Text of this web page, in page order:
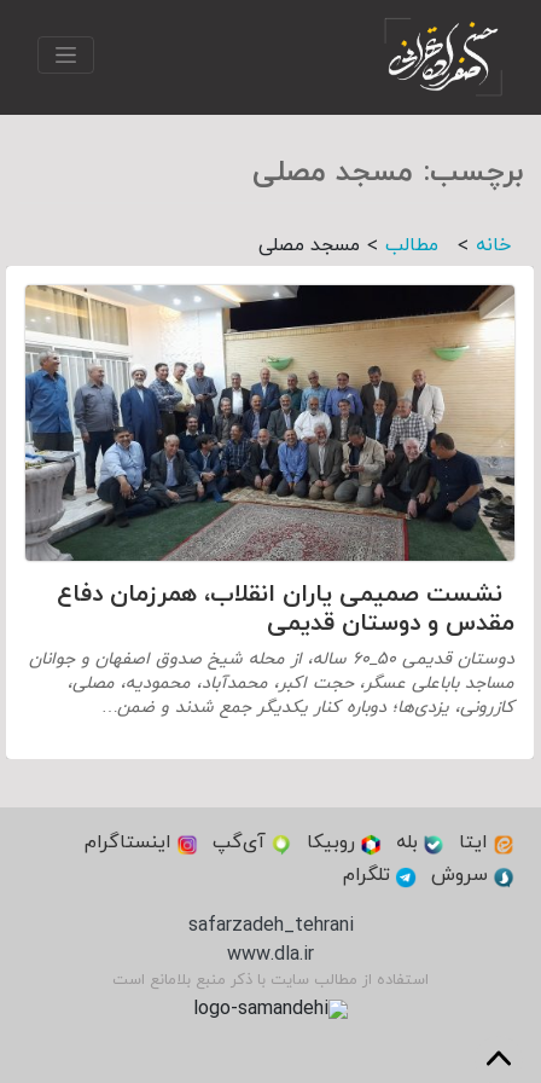
برچسب: مسجد مصلی
خانه > مطالب > مسجد مصلی
نشست صمیمی یاران انقلاب، همرزمان دفاع
مقدس و دوستان قدیمی
دوستان قدیمی ۵۰_۶۰ ساله، از محله شیخ صدوق اصفهان و جوانان
مساجد باباعلی عسگر، حجت اکبر، محمدآباد، محمودیه، مصلی،
کازرونی، یزدی‌ها؛ دوباره کنار یکدیگر جمع شدند و ضمن…
ایتا بله روبیکا آی‌گپ
اینستاگرام
سروش
تلگرام
safarzadeh_tehrani
www.dla.ir
استفاده از مطالب سایت با ذکر منبع بلامانع است